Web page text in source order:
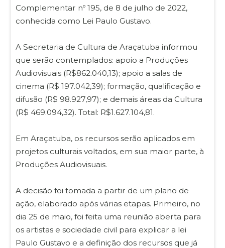
Complementar nº 195, de 8 de julho de 2022,
conhecida como Lei Paulo Gustavo.
A Secretaria de Cultura de Araçatuba informou
que serão contemplados: apoio a Produções
Audiovisuais (R$862.040,13); apoio a salas de
cinema (R$ 197.042,39); formação, qualificação e
difusão (R$ 98.927,97); e demais áreas da Cultura
(R$ 469.094,32). Total: R$1.627.104,81.
Em Araçatuba, os recursos serão aplicados em
projetos culturais voltados, em sua maior parte, à
Produções Audiovisuais.
A decisão foi tomada a partir de um plano de
ação, elaborado após várias etapas. Primeiro, no
dia 25 de maio, foi feita uma reunião aberta para
os artistas e sociedade civil para explicar a lei
Paulo Gustavo e a definição dos recursos que já